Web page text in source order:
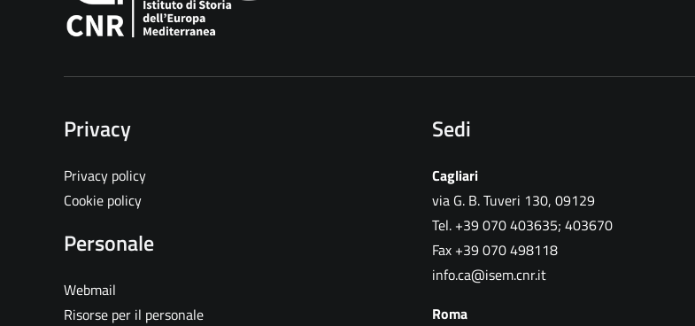
Privacy
Privacy policy
Cookie policy
Personale
Webmail
Risorse per il personale
Sedi
Cagliari
via G. B. Tuveri 130, 09129
Tel. +39 070 403635; 403670
Fax +39 070 498118
info.ca@isem.cnr.it
Roma